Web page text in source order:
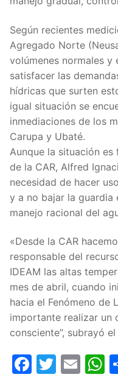
Según recientes
Agregado Norte
volúmenes normales y
satisfacer las
hídricas que surten
igual situación se
inmediaciones de los
Carupa y Ubaté.
Aunque la situación
de la CAR, Alfred
necesidad de hacer
y a no bajar la guardia
manejo racional del
«Desde la CAR
responsable del
IDEAM las altas
mes de abril, cuando
hacia el Fenómeno de
importante realizar un
consciente”, subrayó